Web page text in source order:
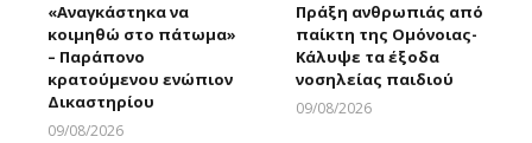
«Αναγκάστηκα να
κοιμηθώ στο πάτωμα»
– Παράπονο
κρατούμενου ενώπιον
Δικαστηρίου
09/08/2026
Πράξη ανθρωπιάς από
παίκτη της Ομόνοιας-
Κάλυψε τα έξοδα
νοσηλείας παιδιού
09/08/2026